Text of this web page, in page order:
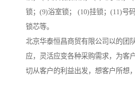
锁；(9)浴室锁； (10)挂锁；(11)号
锁芯等。
北京华泰恒昌商贸有限公司以的团
应，灵活应变各种采购需求，为客
切从客户的利益出发，想客户所想